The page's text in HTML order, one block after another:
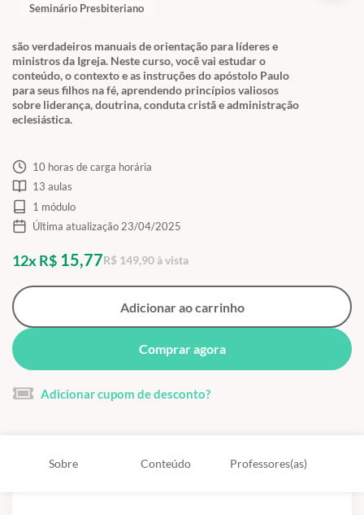
são verdadeiros manuais de orientação para líderes e
ministros da Igreja. Neste curso, você vai estudar o
conteúdo, o contexto e as instruções do apóstolo Paulo
para seus filhos na fé, aprendendo princípios valiosos
sobre liderança, doutrina, conduta cristã e administração
eclesiástica.
Seminário Presbiteriano
10 horas de carga horária
13 aulas
1 módulo
Última atualização 23/04/2025
12x R$ 15,77R$ 149,90 à vista
Adicionar ao carrinho
Comprar agora
Adicionar cupom de desconto?
Sobre Conteúdo Professores(as)